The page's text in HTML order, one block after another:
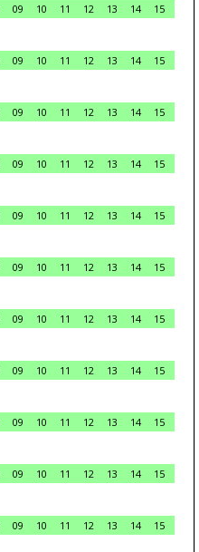
09 10 11 12 13 14
15
09 10 11 12 13 14
15
09 10 11 12 13 14
15
09 10 11 12 13 14
15
09 10 11 12 13 14
15
09 10 11 12 13 14
15
09 10 11 12 13 14
15
09 10 11 12 13 14
15
09 10 11 12 13 14
15
09 10 11 12 13 14
15
09 10 11 12 13 14
15